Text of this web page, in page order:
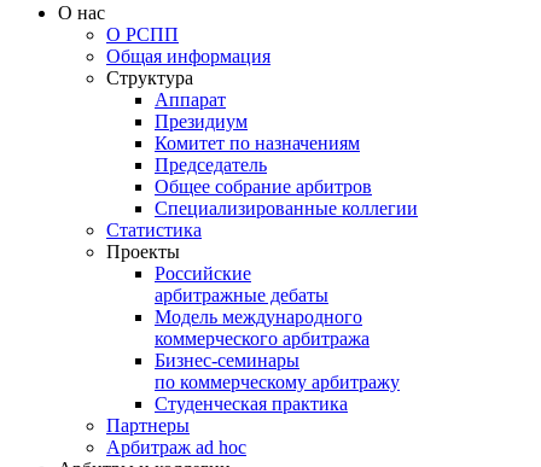
О нас
О РСПП
Общая информация
Структура
Аппарат
Президиум
Комитет по назначениям
Председатель
Общее собрание арбитров
Специализированные коллегии
Статистика
Проекты
Российские
арбитражные дебаты
Модель международного
коммерческого арбитража
Бизнес-семинары
по коммерческому арбитражу
Студенческая практика
Партнеры
Арбитраж ad hoc